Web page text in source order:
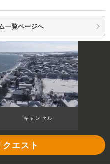
一覧ページへ
キャンセル
クエスト